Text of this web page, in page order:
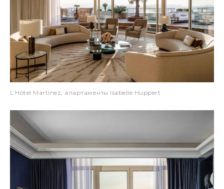
L’Hôtel Martinez, апартаменты Isabelle Huppert